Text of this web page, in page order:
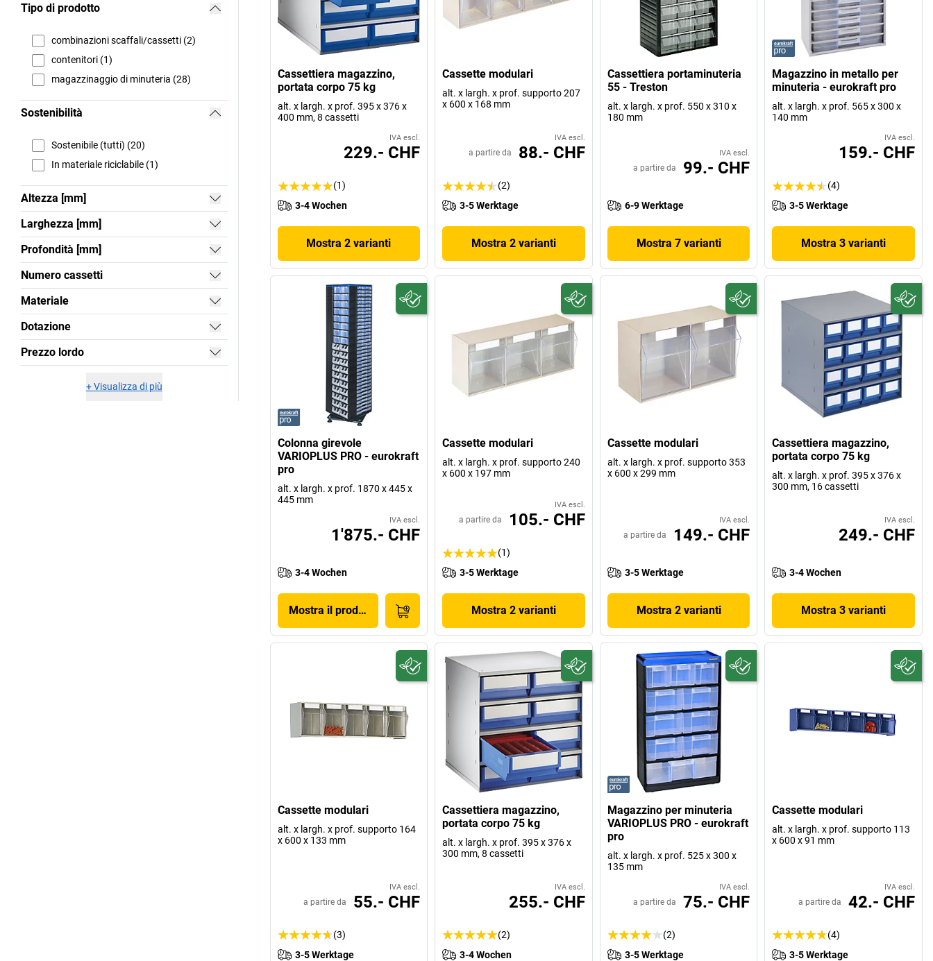
Tipo di prodotto
combinazioni scaffali/cassetti (2)
contenitori (1)
magazzinaggio di minuteria (28)
Sostenibilità
Sostenibile (tutti) (20)
In materiale riciclabile (1)
Altezza [mm]
Larghezza [mm]
Profondità [mm]
Numero cassetti
Materiale
Dotazione
Prezzo lordo
+Visualizza di più
Cassettiera magazzino,
portata corpo 75 kg
alt. x largh. x prof. 395 x 376 x
400 mm, 8 cassetti
IVA escl.
229.- CHF
(1)
3-4 Wochen
Mostra 2 varianti
Cassette modulari
alt. x largh. x prof. supporto 207
x 600 x 168 mm
IVA escl.
a partire da 88.- CHF
(2)
3-5 Werktage
Mostra 2 varianti
Cassettiera portaminuteria
55 - Treston
alt. x largh. x prof. 550 x 310 x
180 mm
IVA escl.
a partire da 99.- CHF
6-9 Werktage
Mostra 7 varianti
Magazzino in metallo per
minuteria - eurokraft pro
alt. x largh. x prof. 565 x 300 x
140 mm
IVA escl.
159.- CHF
(4)
3-5 Werktage
Mostra 3 varianti
Colonna girevole
VARIOPLUS PRO - eurokraft
pro
alt. x largh. x prof. 1870 x 445 x
445 mm
IVA escl.
1'875.- CHF
3-4 Wochen
Mostra il prodotto
Cassette modulari
alt. x largh. x prof. supporto 240
x 600 x 197 mm
IVA escl.
a partire da 105.- CHF
(1)
3-5 Werktage
Mostra 2 varianti
Cassette modulari
alt. x largh. x prof. supporto 353
x 600 x 299 mm
IVA escl.
a partire da 149.- CHF
3-5 Werktage
Mostra 2 varianti
Cassettiera magazzino,
portata corpo 75 kg
alt. x largh. x prof. 395 x 376 x
300 mm, 16 cassetti
IVA escl.
249.- CHF
3-4 Wochen
Mostra 3 varianti
Cassette modulari
alt. x largh. x prof. supporto 164
x 600 x 133 mm
IVA escl.
a partire da 55.- CHF
(3)
3-5 Werktage
Cassettiera magazzino,
portata corpo 75 kg
alt. x largh. x prof. 395 x 376 x
300 mm, 8 cassetti
IVA escl.
255.- CHF
(2)
3-4 Wochen
Magazzino per minuteria
VARIOPLUS PRO - eurokraft
pro
alt. x largh. x prof. 525 x 300 x
135 mm
IVA escl.
a partire da 75.- CHF
(2)
3-5 Werktage
Cassette modulari
alt. x largh. x prof. supporto 113
x 600 x 91 mm
IVA escl.
a partire da 42.- CHF
(4)
3-5 Werktage